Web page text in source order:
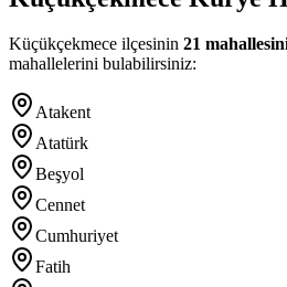
Küçükçekmece ilçesinin 21
mahallelerini bulabilirsiniz:
Atakent
Atatürk
Beşyol
Cennet
Cumhuriyet
Fatih